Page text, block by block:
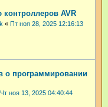
AVR
« Пт ноя 28, 2025 12:16:13
о программировании
Чт ноя 13, 2025 04:40:44